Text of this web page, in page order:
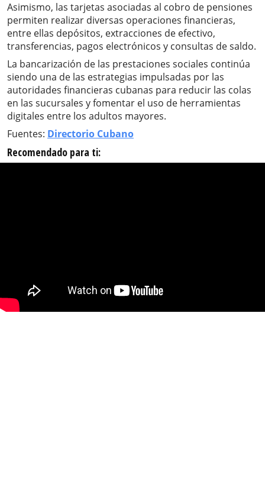
Asimismo, las tarjetas asociadas al cobro de pensiones
permiten realizar diversas operaciones financieras,
entre ellas depósitos, extracciones de efectivo,
transferencias, pagos electrónicos y consultas de saldo.
La bancarización de las prestaciones sociales continúa
siendo una de las estrategias impulsadas por las
autoridades financieras cubanas para reducir las colas
en las sucursales y fomentar el uso de herramientas
digitales entre los adultos mayores.
Fuentes: Directorio Cubano
Recomendado para ti: